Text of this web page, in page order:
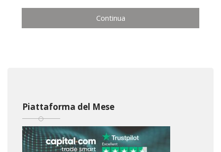
Continua
Piattaforma del Mese